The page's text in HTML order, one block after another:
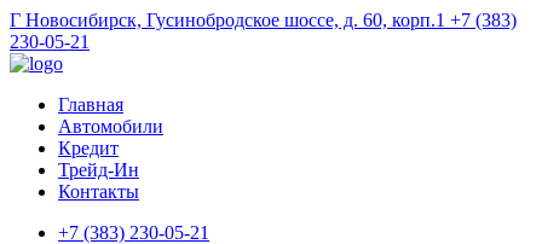
Г Новосибирск, Гусинобродское шоссе, д. 60, корп.1 +7 (383)
230-05-21
Главная
Автомобили
Кредит
Трейд-Ин
Контакты
+7 (383) 230-05-21